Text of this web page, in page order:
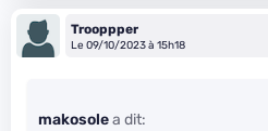
Trooppper
Le 09/10/2023 à 15h18
makosolea dit: